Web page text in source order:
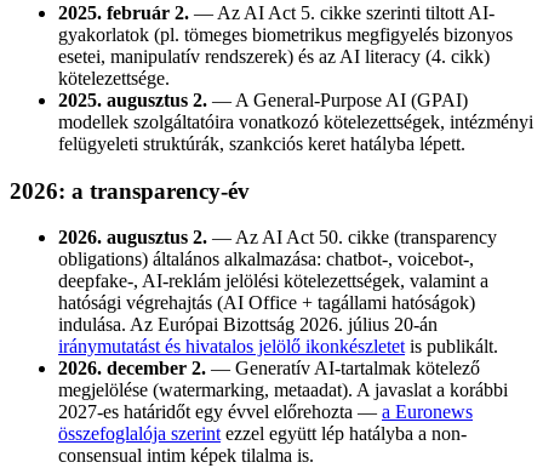
2025. február 2. — Az AI Act 5. cikke szerinti tiltott AI-
gyakorlatok (pl. tömeges biometrikus megfigyelés bizonyos
esetei, manipulatív rendszerek) és az AI literacy (4. cikk)
kötelezettsége.
2025. augusztus 2. — A General-Purpose AI (GPAI)
modellek szolgáltatóira vonatkozó kötelezettségek, intézményi
felügyeleti struktúrák, szankciós keret hatályba lépett.
2026: a transparency-év
2026. augusztus 2. — Az AI Act 50. cikke (transparency
obligations) általános alkalmazása: chatbot-, voicebot-,
deepfake-, AI-reklám jelölési kötelezettségek, valamint a
hatósági végrehajtás (AI Office + tagállami hatóságok)
indulása. Az Európai Bizottság 2026. július 20-án
iránymutatást és hivatalos jelölő ikonkészletet is publikált.
2026. december 2. — Generatív AI-tartalmak kötelező
megjelölése (watermarking, metaadat). A javaslat a korábbi
2027-es határidőt egy évvel előrehozta — a Euronews
összefoglalója szerint ezzel együtt lép hatályba a non-
consensual intim képek tilalma is.